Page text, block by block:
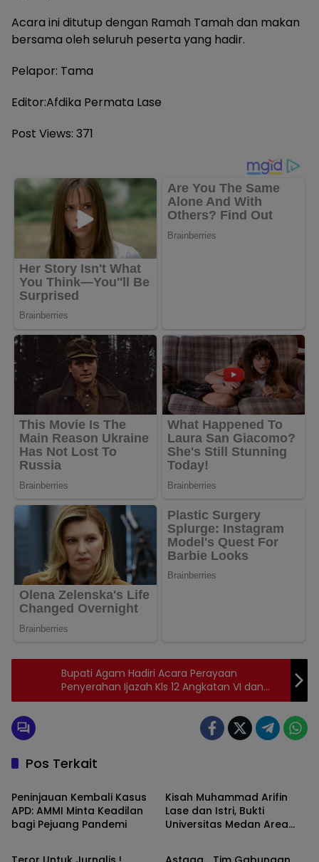
Acara ini ditutup dengan Ramah Tamah dan makan
bersama oleh seluruh peserta yang hadir.
Pelapor: Tama
Editor:Afdika Permata Lase
Post Views: 371
Bupati Agam Hadiri Acara Perayaan
Penyerahan Ijazah Kls 12 Angkatan VI dan
Wisuda Tahfiz Ponpes Darul Makmur Sungai
Pos Terkait
MEDAN
Peninjauan Kembali Kasus
APD: AMMI Minta Keadilan
bagi Pejuang Pandemi
Kisah Muhammad Arifin
Lase dan Istri, Bukti
Universitas Medan Area
MEDAN Berita